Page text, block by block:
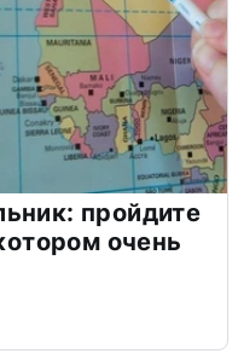
пройдите
очень